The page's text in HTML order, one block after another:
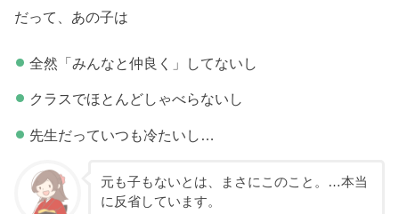
だって、あの子は
全然「みんなと仲良く」してないし
クラスでほとんどしゃべらないし
先生だっていつも冷たいし…
元も子もないとは、まさにこのこと。…本当
に反省しています。